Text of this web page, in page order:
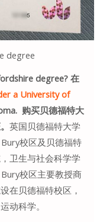
degree
degree? 在
a University of
购买贝德福特大
英国贝德福特大学
校区及贝德福特
卫生与社会科学学
校区主要教授商
在贝德福特校区，
动科学。